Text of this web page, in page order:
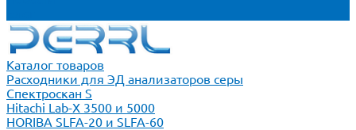
Каталог товаров
Расходники для ЭД анализаторов серы
Спектроскан S
Hitachi Lab-X 3500 и 5000
HORIBA SLFA-20 и SLFA-60